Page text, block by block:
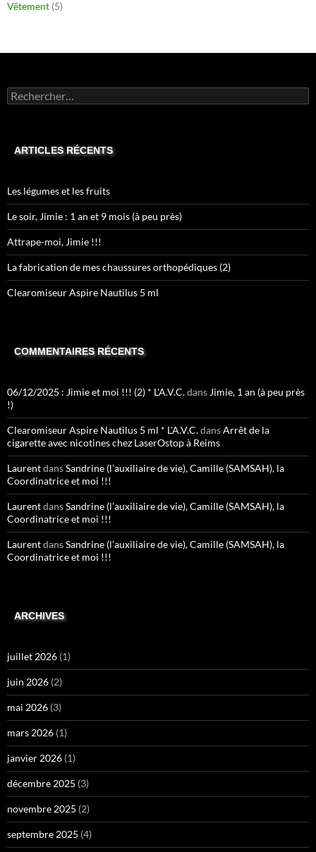
Vêtement (5)
Rechercher :
ARTICLES RÉCENTS
Les légumes et les fruits
Le soir, Jimie : 1 an et 9 mois (à peu près)
Attrape-moi, Jimie !!!
La fabrication de mes chaussures orthopédiques (2)
Clearomiseur Aspire Nautilus 5 ml
COMMENTAIRES RÉCENTS
06/12/2025 : Jimie et moi !!! (2) * L'A.V.C.dans Jimie, 1 an (à peu près
!)
Clearomiseur Aspire Nautilus 5 ml * L'A.V.C.dansArrêt de la
cigarette avec nicotines chez LaserOstop à Reims
LaurentdansSandrine (l’auxiliaire de vie), Camille (SAMSAH), la
Coordinatrice et moi !!!
LaurentdansSandrine (l’auxiliaire de vie), Camille (SAMSAH), la
Coordinatrice et moi !!!
LaurentdansSandrine (l’auxiliaire de vie), Camille (SAMSAH), la
Coordinatrice et moi !!!
ARCHIVES
juillet 2026 (1)
juin 2026 (2)
mai 2026 (3)
mars 2026 (1)
janvier 2026 (1)
décembre 2025 (3)
novembre 2025 (2)
septembre 2025 (4)